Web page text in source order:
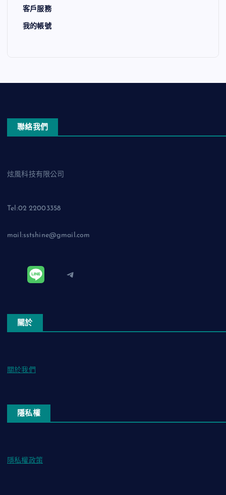
客戶服務
我的帳號
聯絡我們
炫風科技有限公司
Tel:02 22003358
mail:sstshine@gmail.com
Telegram
關於
關於我們
隱私權
隱私權政策